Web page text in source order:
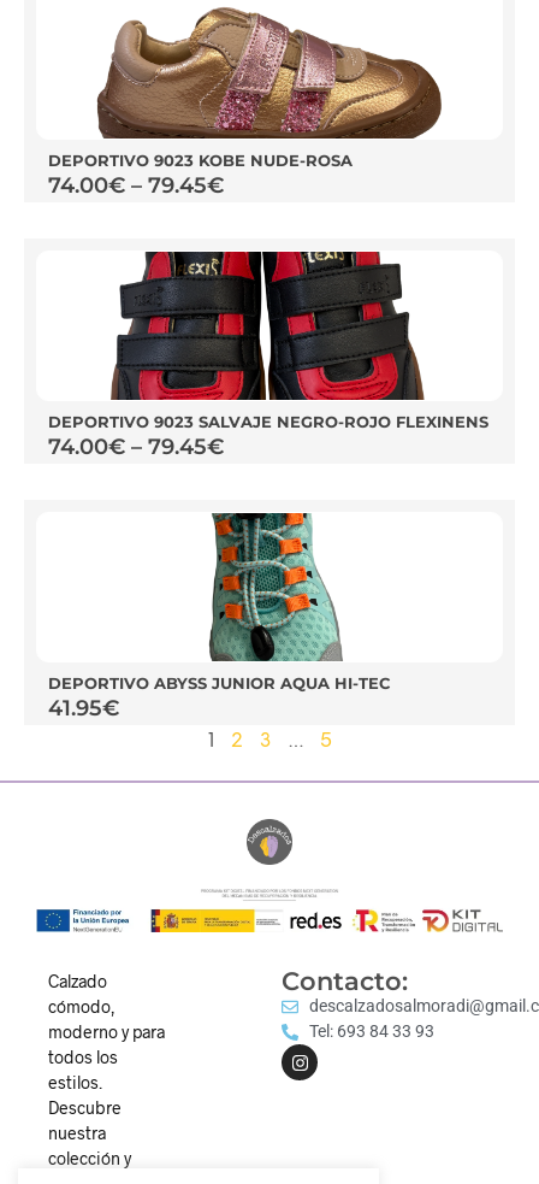
DEPORTIVO 9023 KOBE NUDE-ROSA
74.00€ – 79.45€
DEPORTIVO 9023 SALVAJE NEGRO-ROJO FLEXINENS
74.00€ – 79.45€
DEPORTIVO ABYSS JUNIOR AQUA HI-TEC
41.95€
1 2 3 … 5
Calzado
cómodo,
moderno y para
todos los
estilos.
Descubre
nuestra
colección y
Contacto:
Tel: 693 84 33 93